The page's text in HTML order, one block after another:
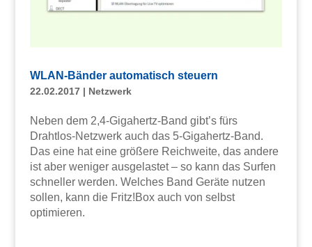
WLAN-Bänder automatisch steuern
22.02.2017| Netzwerk
Neben dem 2,4-Gigahertz-Band gibt’s fürs
Drahtlos-Netzwerk auch das 5-Gigahertz-Band.
Das eine hat eine größere Reichweite, das andere
ist aber weniger ausgelastet – so kann das Surfen
schneller werden. Welches Band Geräte nutzen
sollen, kann die Fritz!Box auch von selbst
optimieren.